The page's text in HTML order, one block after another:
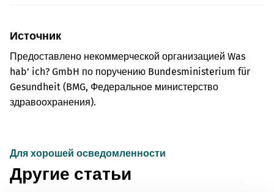
Источник
Предоставлено некоммерческой организацией Was
hab’ ich? GmbH по поручению Bundesministerium für
Gesundheit (BMG, Федеральное министерство
здравоохранения).
Для хорошей осведомленности
Другие статьи